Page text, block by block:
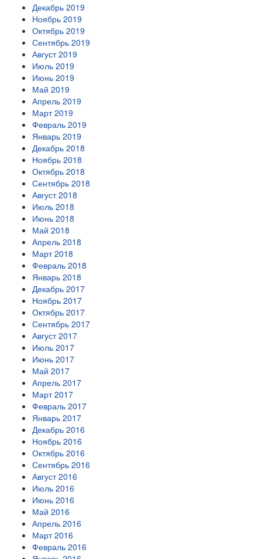
Декабрь 2019
Ноябрь 2019
Октябрь 2019
Сентябрь 2019
Август 2019
Июль 2019
Июнь 2019
Май 2019
Апрель 2019
Март 2019
Февраль 2019
Январь 2019
Декабрь 2018
Ноябрь 2018
Октябрь 2018
Сентябрь 2018
Август 2018
Июль 2018
Июнь 2018
Май 2018
Апрель 2018
Март 2018
Февраль 2018
Январь 2018
Декабрь 2017
Ноябрь 2017
Октябрь 2017
Сентябрь 2017
Август 2017
Июль 2017
Июнь 2017
Май 2017
Апрель 2017
Март 2017
Февраль 2017
Январь 2017
Декабрь 2016
Ноябрь 2016
Октябрь 2016
Сентябрь 2016
Август 2016
Июль 2016
Июнь 2016
Май 2016
Апрель 2016
Март 2016
Февраль 2016